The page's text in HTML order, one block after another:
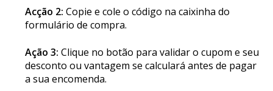
Acção 2: Copie e cole o código na caixinha do
formulário de compra.
Ação 3: Clique no botão para validar o cupom e seu
desconto ou vantagem se calculará antes de pagar
a sua encomenda.